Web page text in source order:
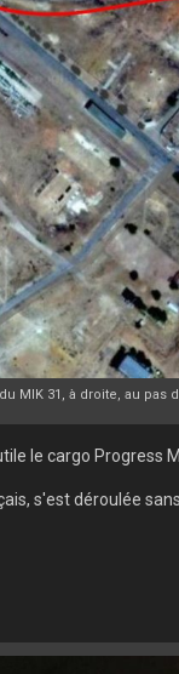
MIK 31, à droite, au pas
le cargo
s'est déroulée